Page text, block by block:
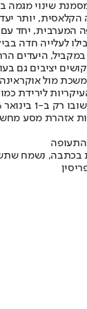
2025 מסמנת שינוי
יותר
המערבית, יחד עם
לעלייה חדה
היעדים
יציבים גם
מול אוקראינה
לירידת
אזהרת מסע
התעופה
בכתבה, נשמח